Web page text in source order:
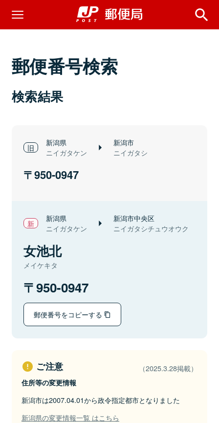
郵便番号検索
検索結果
新潟県
ニイガタケン
新潟市
ニイガタシ
950-0947
新潟県
ニイガタケン
新潟市中央区
ニイガタシチュウオウク
女池北
メイケキタ
950-0947
郵便番号をコピーする
ご注意 （2025.3.28掲載）
住所等の変更情報
新潟市は2007.04.01から政令指定都市となりました
新潟県の変更情報一覧 はこちら